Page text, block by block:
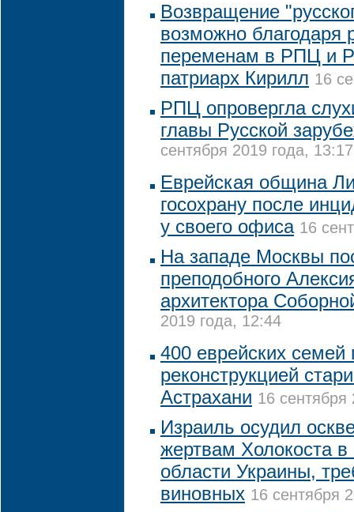
Возвращение
возможно благодаря
переменам в РПЦ и
патриарх Кирилл 16
РПЦ опровергла
главы Русской
сентября 2019 года, 13:17
Еврейская община
госохрану после
у своего офиса 16
На западе Москвы
преподобного
архитектора
2019 года, 12:44
400 еврейских семей
реконструкцией
Астрахани 16 сентября
Израиль осудил
жертвам Холокоста в
области Украины,
виновных 16 сентября